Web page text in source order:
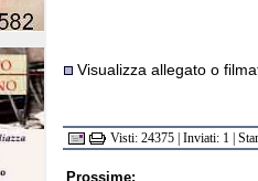
Visualizza allegato o
Visti: 24375 | Inviati: 1 |
Prossime: